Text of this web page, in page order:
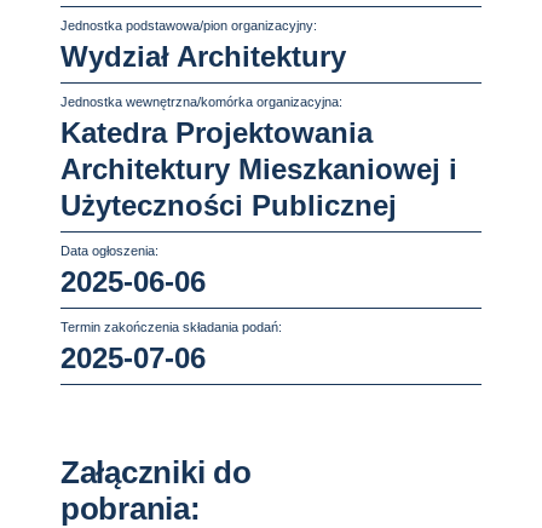
Jednostka podstawowa/pion organizacyjny:
Wydział Architektury
Jednostka wewnętrzna/komórka organizacyjna:
Katedra Projektowania
Architektury Mieszkaniowej i
Użyteczności Publicznej
Data ogłoszenia:
2025-06-06
Termin zakończenia składania podań:
2025-07-06
Załączniki do
pobrania: